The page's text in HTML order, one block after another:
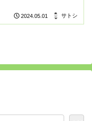
2024.05.01 サトシ